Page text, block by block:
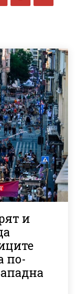
и
по-